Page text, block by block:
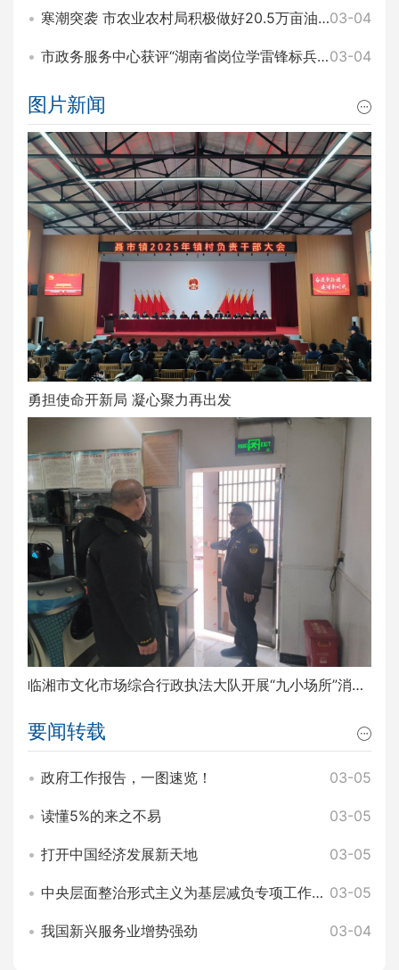
寒潮突袭 市农业农村局积极做好20.5万亩油菜田间管理和防寒工作03-04
市政务服务中心获评“湖南省岗位学雷锋标兵集体”称号03-04
图片新闻
勇担使命开新局 凝心聚力再出发
临湘市文化市场综合行政执法大队开展“九小场所”消防安全排查整治工作
要闻转载
政府工作报告，一图速览！ 03-05
读懂5%的来之不易 03-05
打开中国经济发展新天地 03-05
中央层面整治形式主义为基层减负专项工作机制办公室 中央纪委办公厅公开通报3起整治形式主义为基层减负典型问题 03-05
我国新兴服务业增势强劲 03-04